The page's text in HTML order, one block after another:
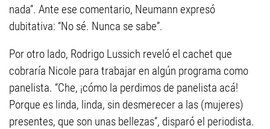
nada”. Ante ese comentario, Neumann expresó
dubitativa: “No sé. Nunca se sabe”.
Por otro lado, Rodrigo Lussich reveló el cachet que
cobraría Nicole para trabajar en algún programa como
panelista. “Che, ¡cómo la perdimos de panelista acá!
Porque es linda, linda, sin desmerecer a las (mujeres)
presentes, que son unas bellezas”, disparó el periodista.